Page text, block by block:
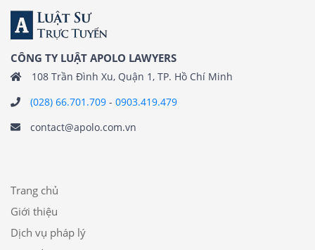
CÔNG TY LUẬT APOLO LAWYERS
108 Trần Đình Xu, Quận 1, TP. Hồ Chí Minh
(028) 66.701.709 - 0903.419.479
contact@apolo.com.vn
Trang chủ
Giới thiệu
Dịch vụ pháp lý